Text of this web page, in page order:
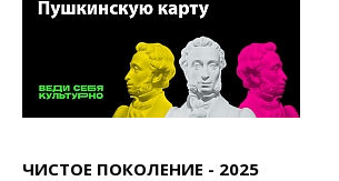
ЧИСТОЕ ПОКОЛЕНИЕ - 2025